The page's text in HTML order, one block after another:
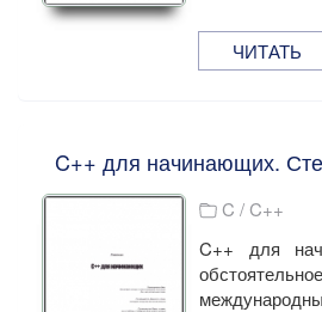
ЧИТАТЬ
C++ для начинающих.
C / C++
C++ для